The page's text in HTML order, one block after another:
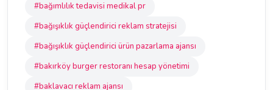
#bağımlılık tedavisi medikal pr
#bağışıklık güçlendirici reklam stratejisi
#bağışıklık güçlendirici ürün pazarlama ajansı
#bakırköy burger restoranı hesap yönetimi
#baklavacı reklam ajansı